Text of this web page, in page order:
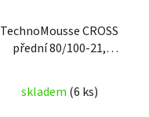
TechnoMousse CROSS
přední 80/100-21,
SERIES , standardní
směs)
skladem (6 ks)